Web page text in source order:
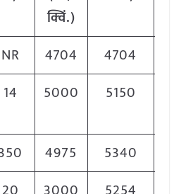
क्विं.)
NR 4704 4704
14 5000 5150
4975 5340